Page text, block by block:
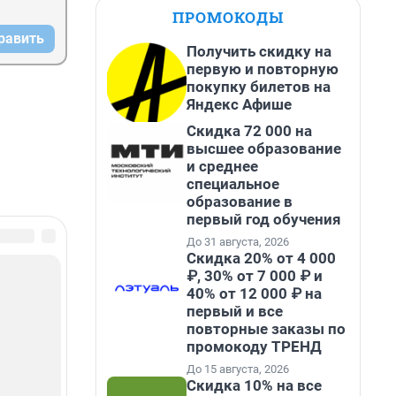
ПРОМОКОДЫ
Получить скидку на
первую и повторную
покупку билетов на
Яндекс Афише
Скидка 72 000 на
высшее образование
и среднее
специальное
образование в
первый год обучения
До 31 августа, 2026
Скидка 20% от 4 000
₽, 30% от 7 000 ₽ и
40% от 12 000 ₽ на
первый и все
повторные заказы по
промокоду ТРЕНД
До 15 августа, 2026
Скидка 10% на все